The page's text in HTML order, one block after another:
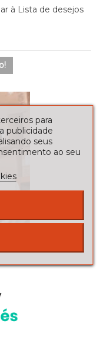
à Lista de desejos
para
publicidade
seus
ao seu